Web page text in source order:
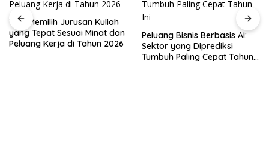
Tips Memilih Jurusan Kuliah
yang Tepat Sesuai Minat dan
Peluang Kerja di Tahun 2026
Peluang Bisnis Berbasis AI:
Sektor yang Diprediksi
Tumbuh Paling Cepat Tahun